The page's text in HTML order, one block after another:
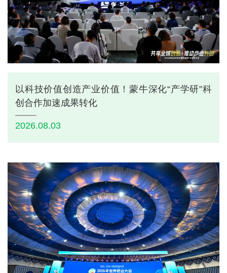
以科技价值创造产业价值！蒙牛深化“产学研”科
创合作加速成果转化
2026.08.03